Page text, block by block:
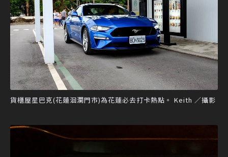
貨櫃屋星巴克(花蓮洄瀾門市)為花蓮必去打卡熱點。 Keith ／攝影